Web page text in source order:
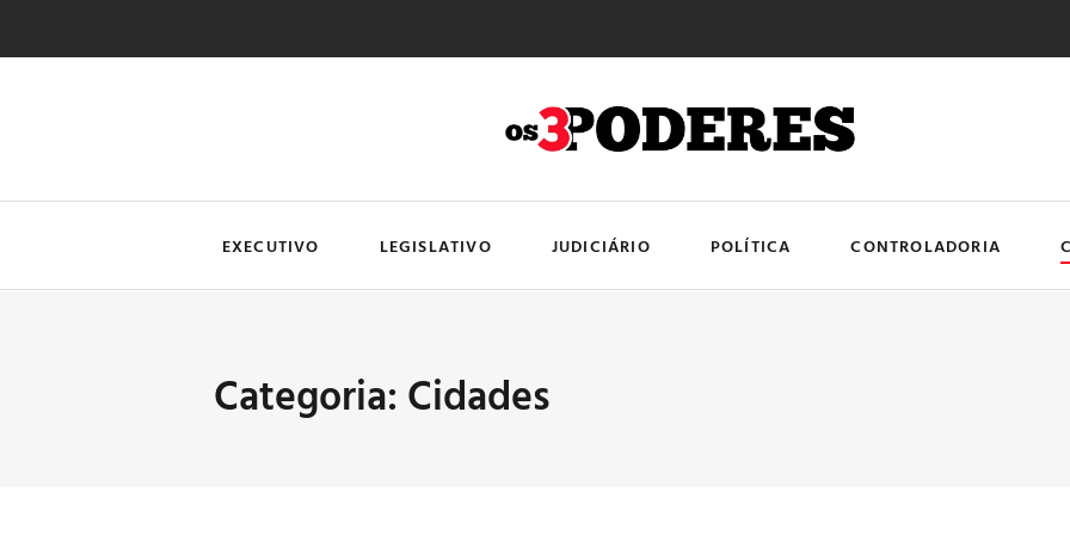
EXECUTIVO LEGISLATIVO JUDICIÁRIO POLÍTICA CONTROLADORIA
Categoria: Cidades